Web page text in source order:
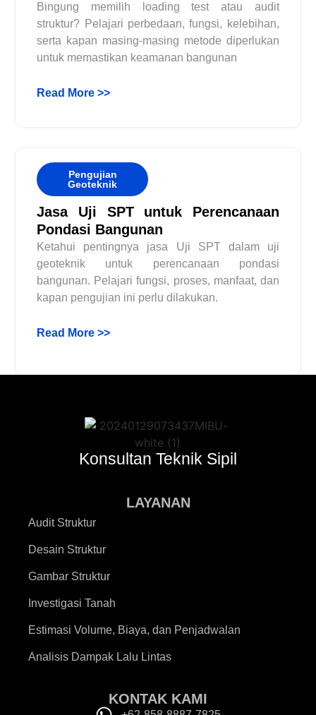
Bingung memilih loading test atau audit
struktur? Pelajari perbedaan, fungsi, kelebihan,
serta kapan masing-masing metode diperlukan
untuk memastikan keamanan bangunan
Read More >>
Pengujian
Geoteknik
Jasa Uji SPT untuk Perencanaan
Pondasi Bangunan
Ketahui pentingnya jasa Uji SPT dalam uji
geoteknik untuk perencanaan pondasi
bangunan. Pelajari fungsi, proses, manfaat, dan
kapan pengujian ini perlu dilakukan.
Read More >>
Konsultan Teknik Sipil
LAYANAN
Audit Struktur
Desain Struktur
Gambar Struktur
Investigasi Tanah
Estimasi Volume, Biaya, dan Penjadwalan
Analisis Dampak Lalu Lintas
KONTAK KAMI